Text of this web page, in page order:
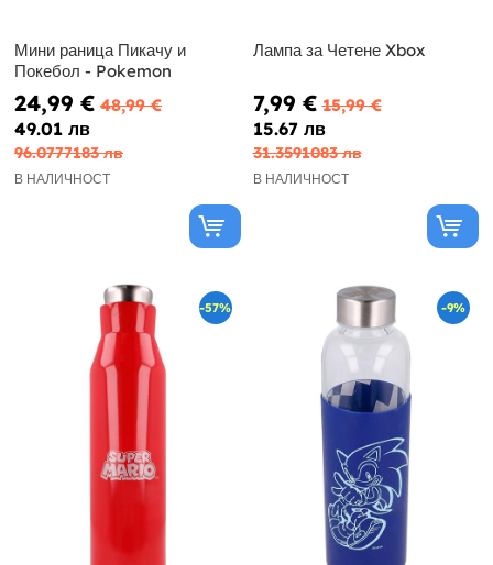
Мини раница Пикачу и
Покебол - Pokemon
24,99 € 48,99 €
49.01 лв
96.0777183 лв
В НАЛИЧНОСТ
Лампа за Четене Xbox
7,99 € 15,99 €
15.67 лв
31.3591083 лв
В НАЛИЧНОСТ
-57% -9%